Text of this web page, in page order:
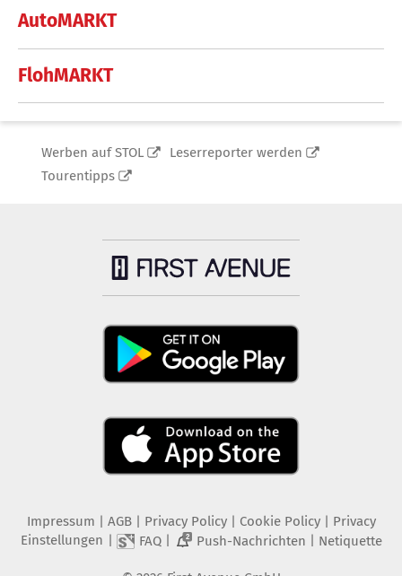
AutoMARKT
FlohMARKT
Werben auf STOL
Leserreporter werden
Tourentipps
Impressum AGB Privacy Policy| Cookie Policy| Privacy
Einstellungen
FAQ| 2 Push-Nachrichten Netiquette